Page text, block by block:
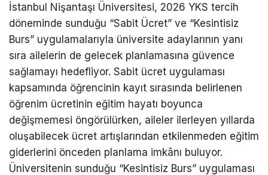
İstanbul Nişantaşı Üniversitesi, 2026 YKS tercih
döneminde sunduğu “Sabit Ücret” ve “Kesintisiz
Burs” uygulamalarıyla üniversite adaylarının yanı
sıra ailelerin de gelecek planlamasına güvence
sağlamayı hedefliyor. Sabit ücret uygulaması
kapsamında öğrencinin kayıt sırasında belirlenen
öğrenim ücretinin eğitim hayatı boyunca
değişmemesi öngörülürken, aileler ilerleyen yıllarda
oluşabilecek ücret artışlarından etkilenmeden eğitim
giderlerini önceden planlama imkânı buluyor.
Üniversitenin sunduğu “Kesintisiz Burs” uygulaması